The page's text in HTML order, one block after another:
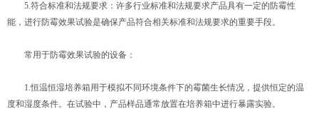
5.符合标准和法规要求：许多行业标准和法规要求产品具有一定的防霉性
能，进行防霉效果试验是确保产品符合相关标准和法规要求的重要手段。
常用于防霉效果试验的设备：
1.恒温恒湿培养箱用于模拟不同环境条件下的霉菌生长情况，提供恒定的温
度和湿度条件。在试验中，产品样品通常放置在培养箱中进行暴露实验。